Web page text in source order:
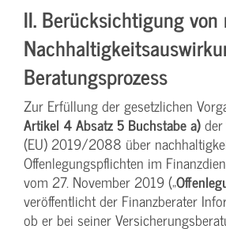
II. Berücksichtigung
Beratungsprozess
Zur Erfüllung der gesetzlichen
Artikel 4 Absatz 5 Buchstabe a)
(EU) 2019/2088 über
Offenlegungspflichten im
vom 27. November 2019 („
veröffentlicht der Finanzberater
ob er bei seiner